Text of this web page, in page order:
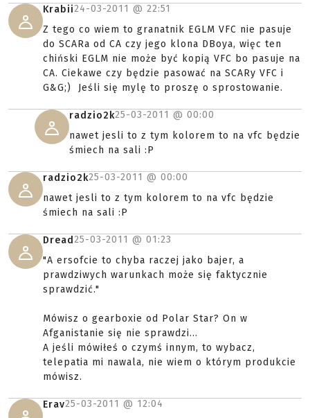
Krabii24-03-2011 @ 22:51
Z tego co wiem to granatnik EGLM VFC nie pasuje
do SCARa od CA czy jego klona DBoya, więc ten
chiński EGLM nie może być kopią VFC bo pasuje na
CA. Ciekawe czy będzie pasować na SCARy VFC i
G&G;) Jeśli się mylę to proszę o sprostowanie.
radzio2k25-03-2011 @ 00:00
nawet jesli to z tym kolorem to na vfc będzie
śmiech na sali :P
radzio2k25-03-2011 @ 00:00
nawet jesli to z tym kolorem to na vfc będzie
śmiech na sali :P
Dread25-03-2011 @ 01:23
"A ersofcie to chyba raczej jako bajer, a
prawdziwych warunkach może się faktycznie
sprawdzić."
Mówisz o gearboxie od Polar Star? On w
Afganistanie się nie sprawdzi...
A jeśli mówiłeś o czymś innym, to wybacz,
telepatia mi nawala, nie wiem o którym produkcie
mówisz.
Erav25-03-2011 @ 12:04